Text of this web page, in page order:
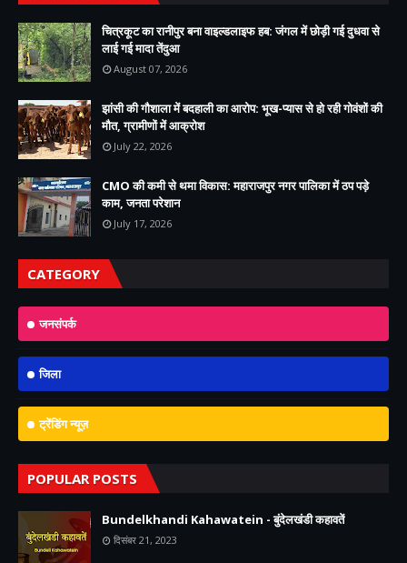
चित्रकूट का रानीपुर बना वाइल्डलाइफ हब: जंगल में छोड़ी गई दुधवा से
लाई गई मादा तेंदुआ
August 07, 2026
झांसी की गौशाला में बदहाली का आरोप: भूख-प्यास से हो रही गोवंशों की
मौत, ग्रामीणों में आक्रोश
July 22, 2026
CMO की कमी से थमा विकास: महाराजपुर नगर पालिका में ठप पड़े
काम, जनता परेशान
July 17, 2026
CATEGORY
जनसंपर्क
जिला
ट्रेंडिंग न्यूज़
POPULAR POSTS
Bundelkhandi Kahawatein - बुंदेलखंडी कहावतें
दिसंबर 21, 2023